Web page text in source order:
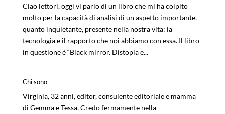
Ciao lettori, oggi vi parlo di un libro che mi ha colpito
molto per la capacità di analisi di un aspetto importante,
quanto inquietante, presente nella nostra vita: la
tecnologia e il rapporto che noi abbiamo con essa. Il libro
in questione è “Black mirror. Distopia e...
Chi sono
Virginia, 32 anni, editor, consulente editoriale e mamma
di Gemma e Tessa. Credo fermamente nella